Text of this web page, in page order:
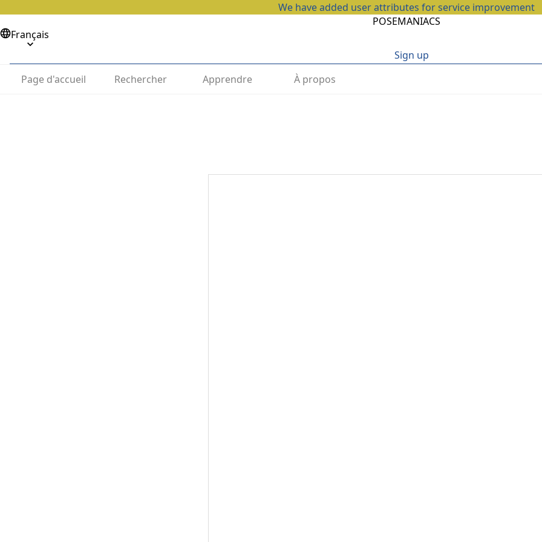
We have added user attributes for service improvement
POSEMANIACS
Français
Sign up
Page d'accueil
Rechercher Apprendre À propos